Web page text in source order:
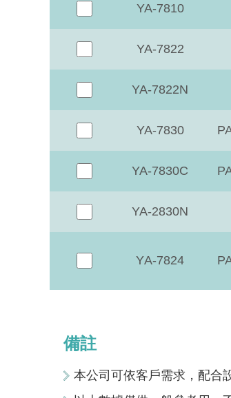
YA-7810
YA-7822
YA-7822N
YA-7830
YA-7830C
YA-2830N
YA-7824
備註
本公司可依客戶需求，配合